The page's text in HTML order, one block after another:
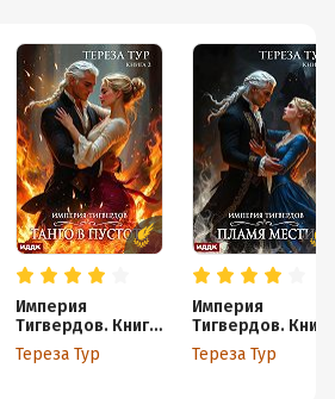
Империя
Тигвердов. Книга
2. Танго в пустоте
Тереза Тур
Империя
Тигвердов. Книга
3. Пламя мести
Тереза Тур